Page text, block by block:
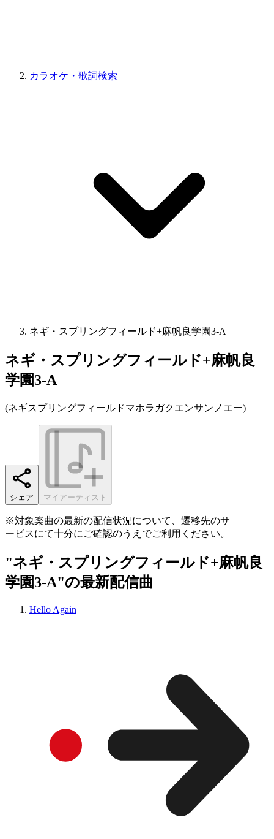
カラオケ・歌詞検索
ネギ・スプリングフィールド+麻帆良学園3-A
ネギ・スプリングフィールド+麻帆良
学園3-A
(ネギスプリングフィールドマホラガクエンサンノエー)
シェア マイアーティスト
※対象楽曲の最新の配信状況について、遷移先のサ
ービスにて十分にご確認のうえでご利用ください。
"ネギ・スプリングフィールド+麻帆良
学園3-A"の最新配信曲
Hello Again